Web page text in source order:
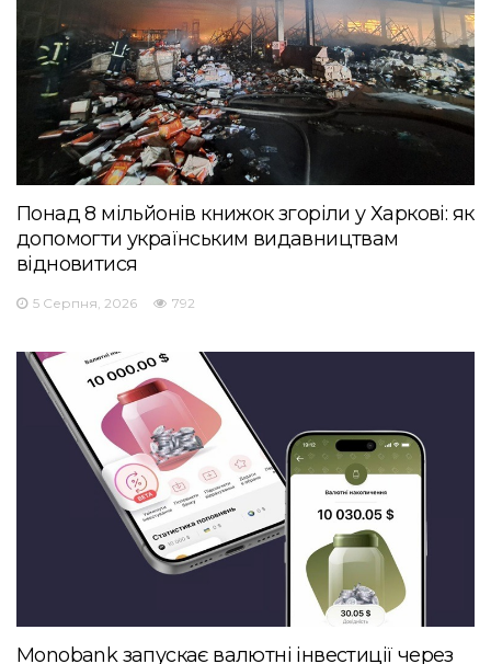
Понад 8 мільйонів книжок згоріли у Харкові: як
допомогти українським видавництвам
відновитися
5 Серпня, 2026 792
Monobank запускає валютні інвестиції через